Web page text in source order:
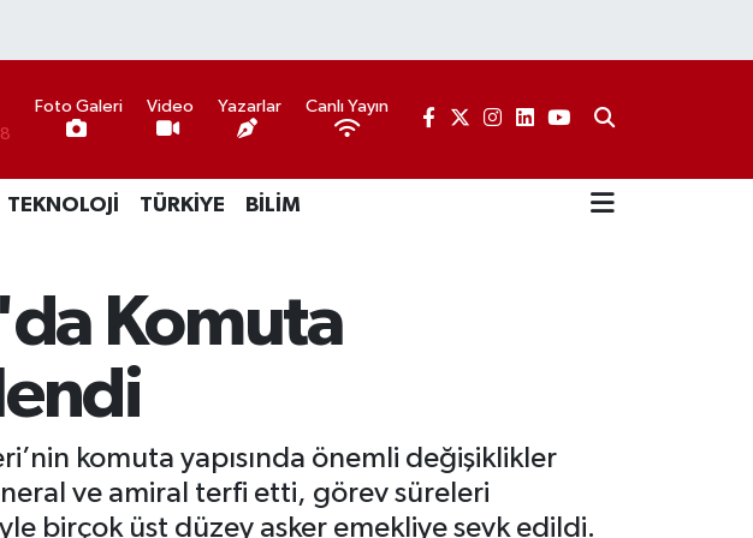
Foto Galeri Video Yazarlar Canlı Yayın
TEKNOLOJİ TÜRKİYE BİLİM
Komuta
komuta yapısında önemli değişiklikler
ve amiral terfi etti, görev süreleri
birçok üst düzey asker emekliye sevk edildi.